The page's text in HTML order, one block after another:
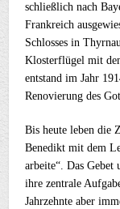
schließlich nach
Frankreich
Schlosses in
Klosterflügel mit
entstand im Jahr
Renovierung des
Bis heute leben die
Benedikt mit dem
arbeite“. Das Gebet
ihre zentrale
Jahrzehnte aber